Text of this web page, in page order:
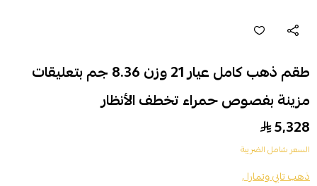
طقم ذهب كامل عيار 21 وزن 8.36 جم بتعليقات
مزينة بفصوص حمراء تخطف الأنظار
5,328
السعر شامل الضريبة
ذهب تابي وتمارا ,